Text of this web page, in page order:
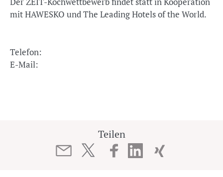
mit HAWESKO und The Leading Hotels of the World.
Telefon:
E-Mail:
Teilen